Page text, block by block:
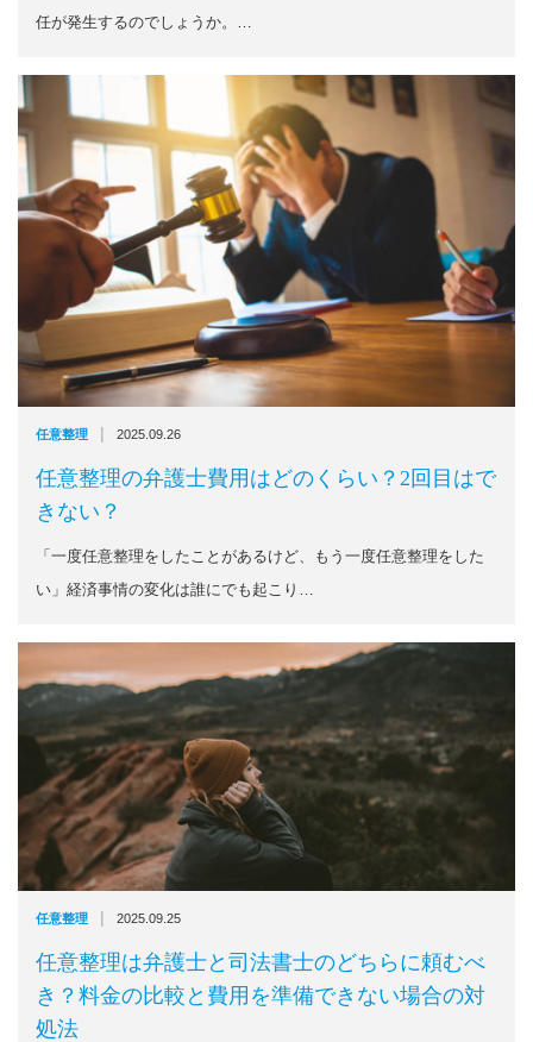
任が発生するのでしょうか。…
任意整理 | 2025.09.26
任意整理の弁護士費用はどのくらい？2回目はで
きない？
「一度任意整理をしたことがあるけど、もう一度任意整理をした
い」経済事情の変化は誰にでも起こり…
任意整理 | 2025.09.25
任意整理は弁護士と司法書士のどちらに頼むべ
き？料金の比較と費用を準備できない場合の対
処法